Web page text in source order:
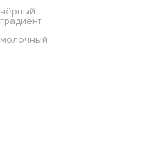
чёрный
градиент
молочный